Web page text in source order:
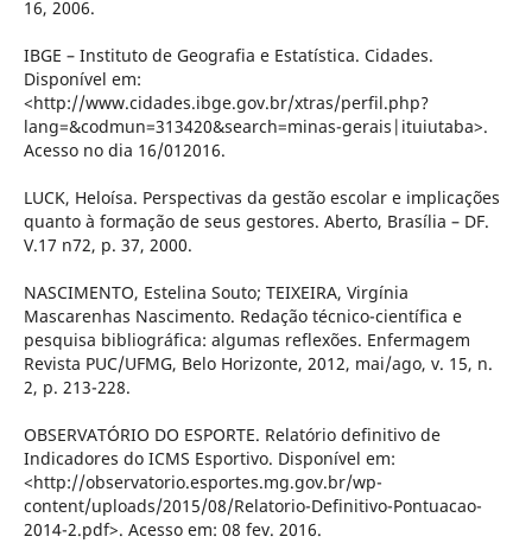
16, 2006.
IBGE – Instituto de Geografia e Estatística. Cidades.
Disponível em:
<http://www.cidades.ibge.gov.br/xtras/perfil.php?
lang=&codmun=313420&search=minas-gerais|ituiutaba>.
Acesso no dia 16/012016.
LUCK, Heloísa. Perspectivas da gestão escolar e implicações
quanto à formação de seus gestores. Aberto, Brasília – DF.
V.17 n72, p. 37, 2000.
NASCIMENTO, Estelina Souto; TEIXEIRA, Virgínia
Mascarenhas Nascimento. Redação técnico-científica e
pesquisa bibliográfica: algumas reflexões. Enfermagem
Revista PUC/UFMG, Belo Horizonte, 2012, mai/ago, v. 15, n.
2, p. 213-228.
OBSERVATÓRIO DO ESPORTE. Relatório definitivo de
Indicadores do ICMS Esportivo. Disponível em:
<http://observatorio.esportes.mg.gov.br/wp-
content/uploads/2015/08/Relatorio-Definitivo-Pontuacao-
2014-2.pdf>. Acesso em: 08 fev. 2016.